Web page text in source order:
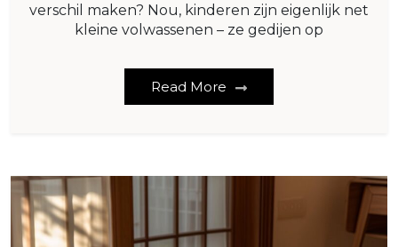
verschil maken? Nou, kinderen zijn eigenlijk net
kleine volwassenen – ze gedijen op
Read More